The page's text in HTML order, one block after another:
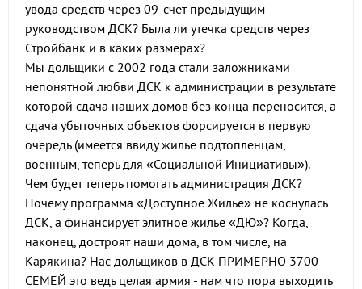
увода средств через 09-счет предыдущим
руководством ДСК? Была ли утечка средств через
Стройбанк и в каких размерах?
Мы дольщики с 2002 года стали заложниками
непонятной любви ДСК к администрации в результате
которой сдача наших домов без конца переносится, а
сдача убыточных объектов форсируется в первую
очередь (имеется ввиду жилье подтопленцам,
военным, теперь для «Социальной Инициативы»).
Чем будет теперь помогать администрация ДСК?
Почему программа «Доступное Жилье» не коснулась
ДСК, а финансирует элитное жилье «ДЮ»? Когда,
наконец, достроят наши дома, в том числе, на
Карякина? Нас дольщиков в ДСК ПРИМЕРНО 3700
СЕМЕЙ это ведь целая армия - нам что пора выходить